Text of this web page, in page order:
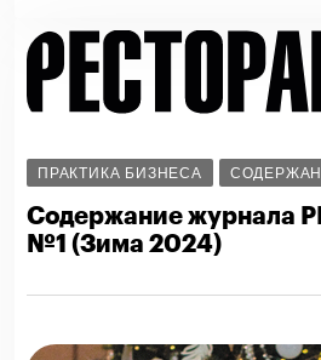
ПРАКТИКА БИЗНЕСА
Содержание журнала
№1 (Зима 2024)